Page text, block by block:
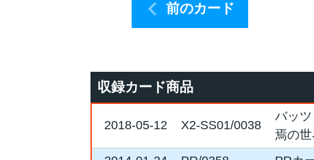
前のカード
収録カード商品
2018-05-12 X2-SS01/0038
バッ
焉の世